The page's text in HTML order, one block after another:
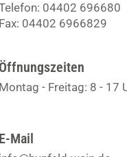
04402 696680
Fax: 04402 6966829
Öffnungszeiten
Montag - Freitag: 8 - 17
E-Mail